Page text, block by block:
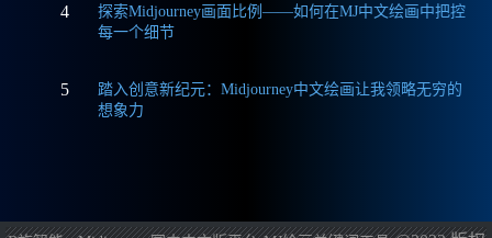
4
探索Midjourney画面比例——如何在MJ中文绘画中把控
每一个细节
5
踏入创意新纪元：Midjourney中文绘画让我领略无穷的
想象力